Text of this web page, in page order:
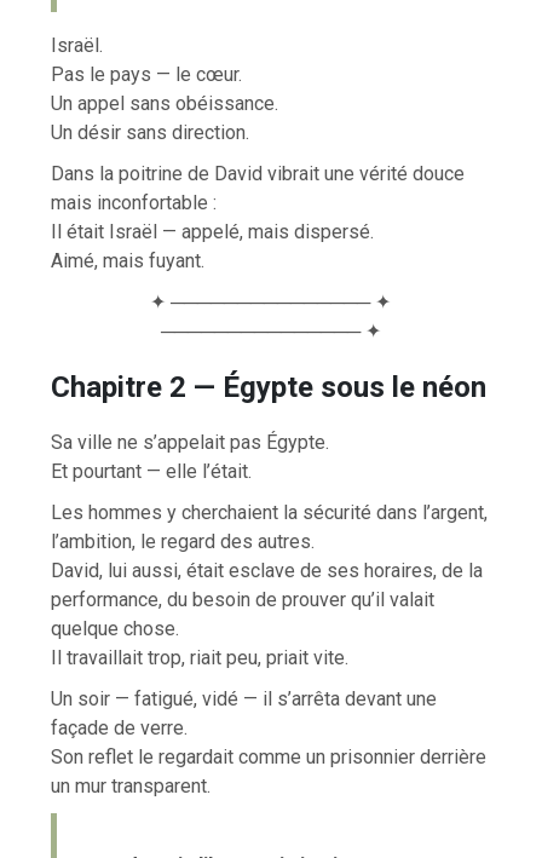
Israël.
Pas le pays — le cœur.
Un appel sans obéissance.
Un désir sans direction.
Dans la poitrine de David vibrait une vérité douce
mais inconfortable :
Il était Israël — appelé, mais dispersé.
Aimé, mais fuyant.
✦ ─────────────── ✦
─────────────── ✦
Chapitre 2 — Égypte sous le néon
Sa ville ne s’appelait pas Égypte.
Et pourtant — elle l’était.
Les hommes y cherchaient la sécurité dans l’argent,
l’ambition, le regard des autres.
David, lui aussi, était esclave de ses horaires, de la
performance, du besoin de prouver qu’il valait
quelque chose.
Il travaillait trop, riait peu, priait vite.
Un soir — fatigué, vidé — il s’arrêta devant une
façade de verre.
Son reflet le regardait comme un prisonnier derrière
un mur transparent.